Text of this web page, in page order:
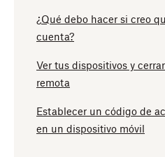
¿Qué debo hacer si creo
cuenta?
Ver tus dispositivos y
remota
Establecer un código de
en un dispositivo móvil